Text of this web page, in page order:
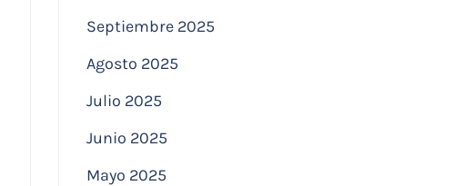
Septiembre 2025
Agosto 2025
Julio 2025
Junio 2025
Mayo 2025